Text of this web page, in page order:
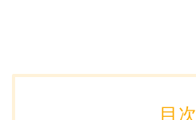
目次